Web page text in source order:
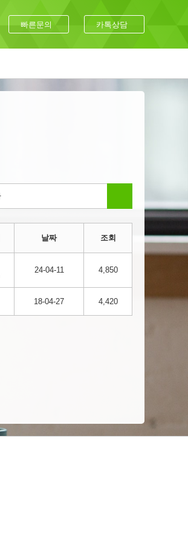
빠른문의 카톡상담
날짜 조회
24-04-11 4,850
18-04-27 4,420